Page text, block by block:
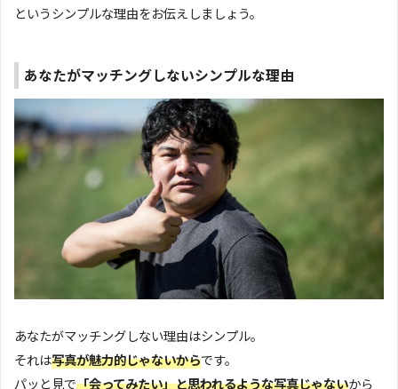
というシンプルな理由をお伝えしましょう。
あなたがマッチングしないシンプルな理由
あなたがマッチングしない理由はシンプル。
それは写真が魅力的じゃないからです。
パッと見で「会ってみたい」と思われるような写真じゃないから